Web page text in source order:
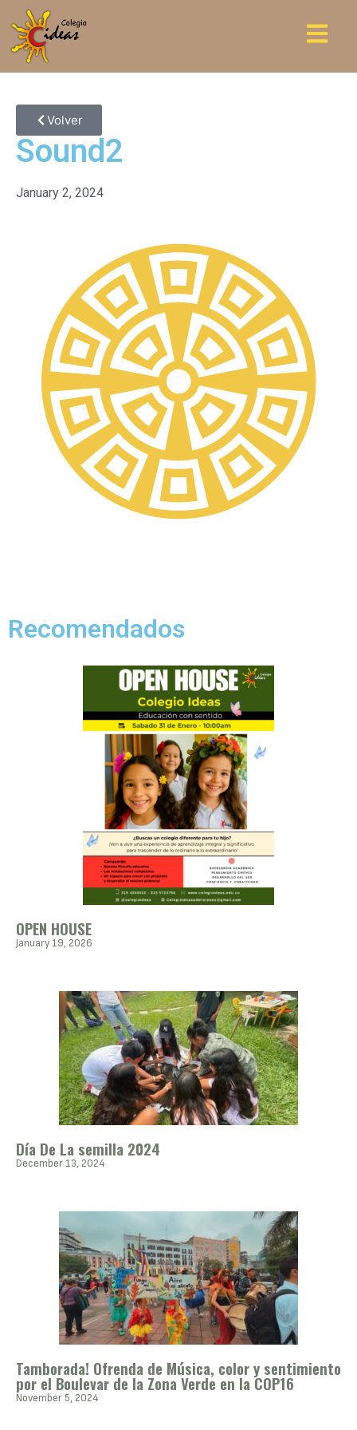
Volver
Sound2
January 2, 2024
Recomendados
OPEN HOUSE
January 19, 2026
Día De La semilla 2024
December 13, 2024
Tamborada! Ofrenda de Música, color y sentimiento
por el Boulevar de la Zona Verde en la COP16
November 5, 2024